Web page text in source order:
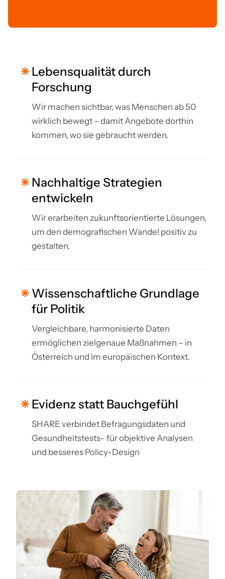
Lebensqualität durch
Forschung
Wir machen sichtbar, was Menschen ab 50
wirklich bewegt – damit Angebote dorthin
kommen, wo sie gebraucht werden.
Nachhaltige Strategien
entwickeln
Wir erarbeiten zukunftsorientierte Lösungen,
um den demografischen Wandel positiv zu
gestalten.
Wissenschaftliche Grundlage
für Politik
Vergleichbare, harmonisierte Daten
ermöglichen zielgenaue Maßnahmen – in
Österreich und im europäischen Kontext.
Evidenz statt Bauchgefühl
SHARE verbindet Befragungsdaten und
Gesundheitstests– für objektive Analysen
und besseres Policy-Design